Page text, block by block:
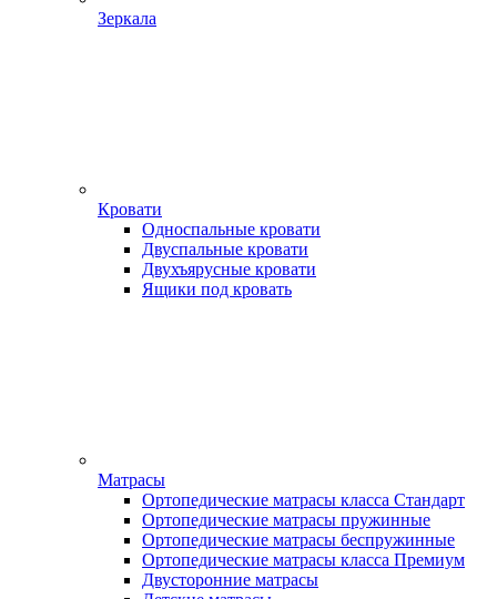
Зеркала
Кровати
Односпальные кровати
Двуспальные кровати
Двухъярусные кровати
Ящики под кровать
Матрасы
Ортопедические матрасы класса Стандарт
Ортопедические матрасы пружинные
Ортопедические матрасы беспружинные
Ортопедические матрасы класса Премиум
Двусторонние матрасы